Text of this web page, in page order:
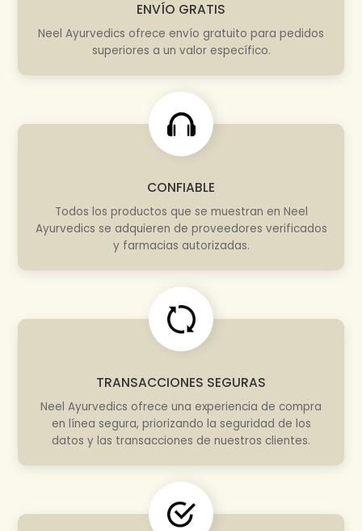
ENVÍO GRATIS
Neel Ayurvedics ofrece envío gratuito para pedidos
superiores a un valor específico.
CONFIABLE
Todos los productos que se muestran en Neel
Ayurvedics se adquieren de proveedores verificados
y farmacias autorizadas.
TRANSACCIONES SEGURAS
Neel Ayurvedics ofrece una experiencia de compra
en línea segura, priorizando la seguridad de los
datos y las transacciones de nuestros clientes.